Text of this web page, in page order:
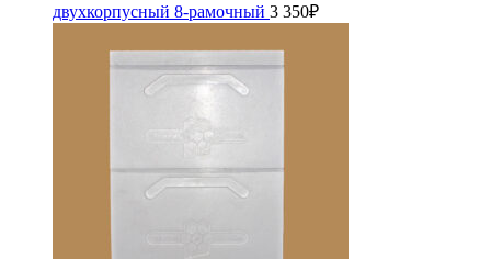
двухкорпусный 8-рамочный 3 350₽